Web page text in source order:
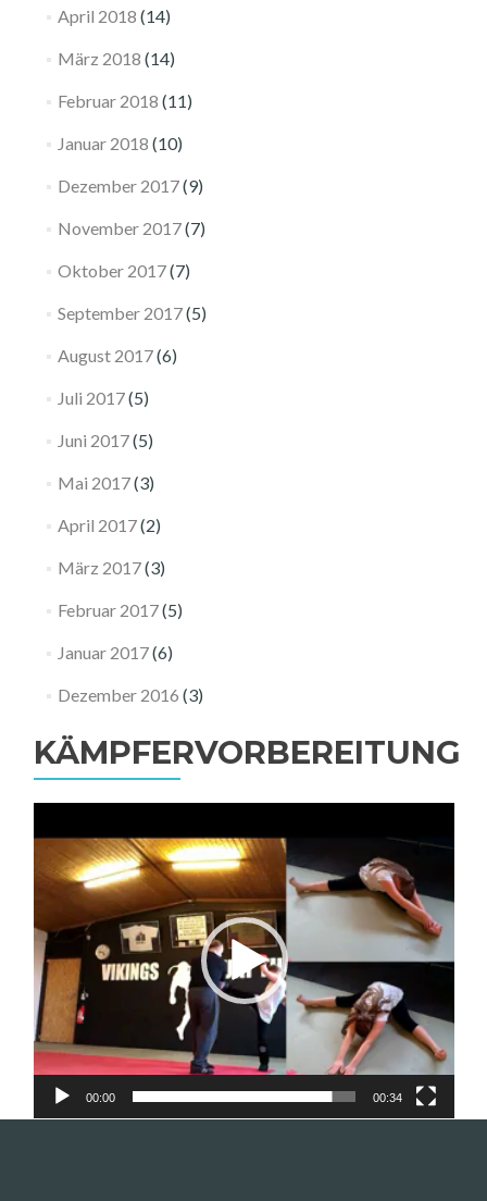
April 2018 (14)
März 2018 (14)
Februar 2018 (11)
Januar 2018 (10)
Dezember 2017(9)
November 2017(7)
Oktober 2017(7)
September 2017(5)
August 2017(6)
Juli 2017(5)
Juni 2017(5)
Mai 2017(3)
April 2017(2)
März 2017(3)
Februar 2017(5)
Januar 2017(6)
Dezember 2016 (3)
KÄMPFERVORBEREITUNG
Player
00:00 00:34